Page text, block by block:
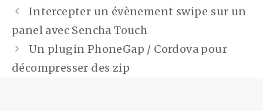
Navigation
des
Intercepter un évènement swipe sur un
panel avec Sencha Touch
Un plugin PhoneGap / Cordova pour
décompresser des zip